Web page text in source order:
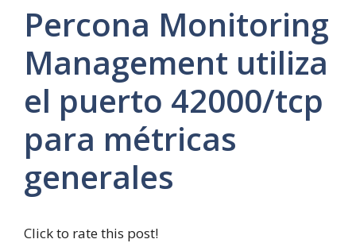
Percona Monitoring
Management utiliza
el puerto 42000/tcp
para métricas
generales
Click to rate this post!